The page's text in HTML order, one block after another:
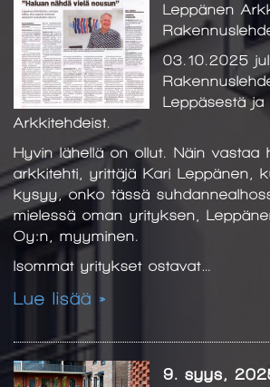
Leppänen
03.10.2025
Leppäsestä ja
Arkkitehdeist.
Hyvin lähellä on ollut. Näin vastaa
arkkitehti, yrittäjä Kari Leppänen,
kysyy, onko tässä
mielessä oman yrityksen,
Oy:n, myyminen.
Isommat yritykset ostavat…
Lue lisää »
9. syys,